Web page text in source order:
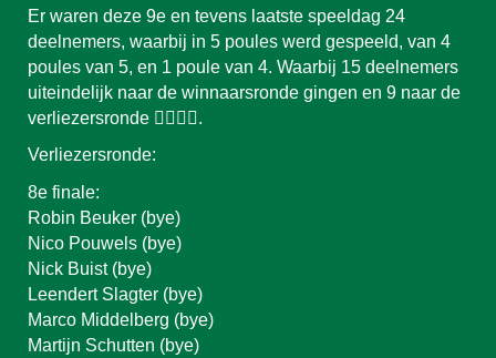
Er waren deze 9e en tevens laatste speeldag 24
deelnemers, waarbij in 5 poules werd gespeeld, van 4
poules van 5, en 1 poule van 4. Waarbij 15 deelnemers
uiteindelijk naar de winnaarsronde gingen en 9 naar de
verliezersronde 👍🏻👎🏼.
Verliezersronde:
8e finale:
Robin Beuker (bye)
Nico Pouwels (bye)
Nick Buist (bye)
Leendert Slagter (bye)
Marco Middelberg (bye)
Martijn Schutten (bye)